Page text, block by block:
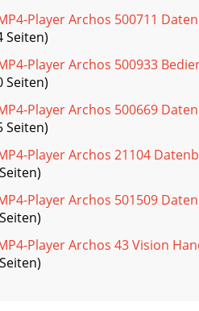
Player Archos 500711
Seiten)
Player Archos 500933
Seiten)
Player Archos 500669
Seiten)
Player Archos 21104
Player Archos 501509
Player Archos 43 Vision